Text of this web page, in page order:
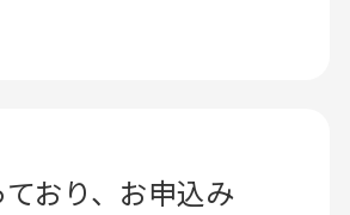
おり、お申込み